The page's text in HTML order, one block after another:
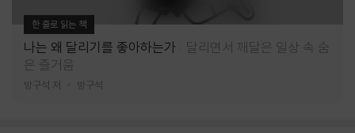
한 줄로 읽는 책
나는 왜 달리기를 좋아하는가
달리면서 깨달은 일상 속 숨
은 즐거움
방구석 저 방구석